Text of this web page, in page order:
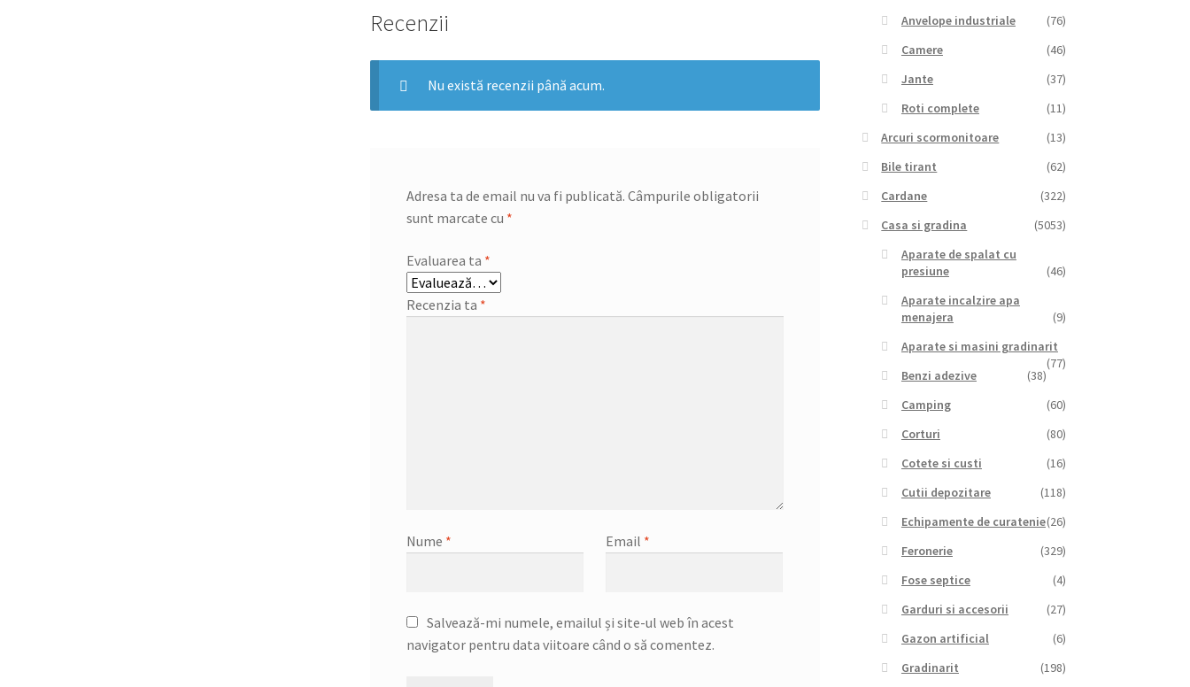
Recenzii
Nu există recenzii până acum.
Adresa ta de email nu va fi publicată. Câmpurile obligatorii
sunt marcate cu *
Evaluarea ta *
Recenzia ta *
Nume * Email *
Salvează-mi numele, emailul și site-ul web în acest
navigator pentru data viitoare când o să comentez.
Anvelope industriale
(76)
Camere
(46)
Jante
(37)
Roti complete
(11)
Arcuri scormonitoare
(13)
Bile tirant
(62)
Cardane
(322)
Casa si gradina
(5053)
Aparate de spalat cu
presiune
(46)
Aparate incalzire apa
menajera
(9)
Aparate si masini gradinarit
(77)
Benzi adezive
(38)
Camping
(60)
Corturi
(80)
Cotete si custi
(16)
Cutii depozitare
(118)
Echipamente de curatenie(26)
Feronerie
(329)
Fose septice
(4)
Garduri si accesorii
(27)
Gazon artificial
(6)
Gradinarit
(198)